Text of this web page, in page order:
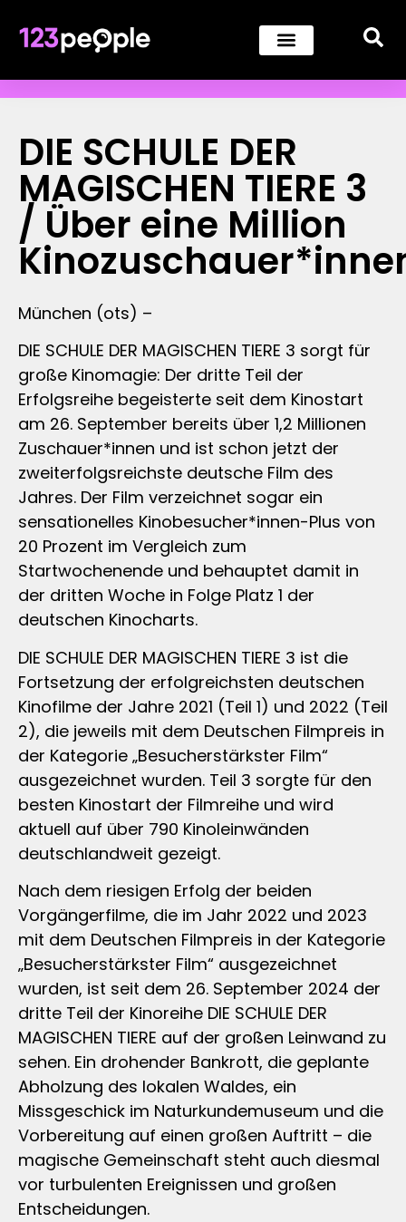
DIE SCHULE DER
MAGISCHEN TIERE 3
/ Über eine Million
München (ots) –
DIE SCHULE DER MAGISCHEN TIERE 3 sorgt für
große Kinomagie: Der dritte Teil der
Erfolgsreihe begeisterte seit dem Kinostart
am 26. September bereits über 1,2 Millionen
Zuschauer*innen und ist schon jetzt der
zweiterfolgsreichste deutsche Film des
Jahres. Der Film verzeichnet sogar ein
sensationelles Kinobesucher*innen-Plus von
20 Prozent im Vergleich zum
Startwochenende und behauptet damit in
der dritten Woche in Folge Platz 1 der
deutschen Kinocharts.
DIE SCHULE DER MAGISCHEN TIERE 3 ist die
Fortsetzung der erfolgreichsten deutschen
Kinofilme der Jahre 2021 (Teil 1) und 2022 (Teil
2), die jeweils mit dem Deutschen Filmpreis in
der Kategorie „Besucherstärkster Film“
ausgezeichnet wurden. Teil 3 sorgte für den
besten Kinostart der Filmreihe und wird
aktuell auf über 790 Kinoleinwänden
deutschlandweit gezeigt.
Nach dem riesigen Erfolg der beiden
Vorgängerfilme, die im Jahr 2022 und 2023
mit dem Deutschen Filmpreis in der Kategorie
„Besucherstärkster Film“ ausgezeichnet
wurden, ist seit dem 26. September 2024 der
dritte Teil der Kinoreihe DIE SCHULE DER
MAGISCHEN TIERE auf der großen Leinwand zu
sehen. Ein drohender Bankrott, die geplante
Abholzung des lokalen Waldes, ein
Missgeschick im Naturkundemuseum und die
Vorbereitung auf einen großen Auftritt – die
magische Gemeinschaft steht auch diesmal
vor turbulenten Ereignissen und großen
Entscheidungen.